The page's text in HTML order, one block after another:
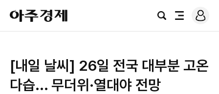
아
주
경
검
전
로
그
[내일 날씨] 26일 전국 대부분 고온
다습... 무더위·열대야 전망